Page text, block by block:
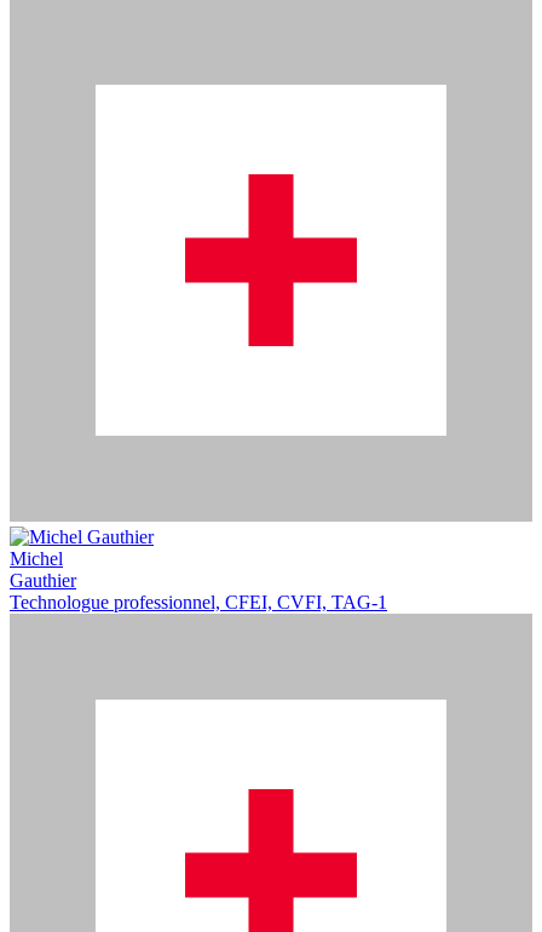
Michel
Gauthier
Technologue professionnel, CFEI, CVFI, TAG-1